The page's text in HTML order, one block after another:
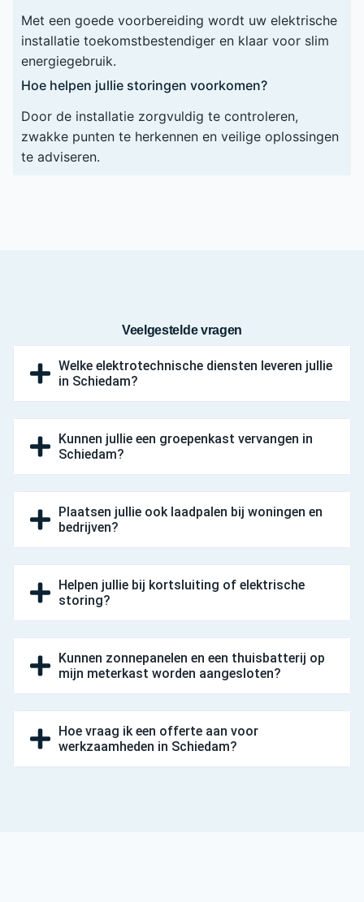
Met een goede voorbereiding wordt uw elektrische
installatie toekomstbestendiger en klaar voor slim
energiegebruik.
Hoe helpen jullie storingen voorkomen?
Door de installatie zorgvuldig te controleren,
zwakke punten te herkennen en veilige oplossingen
te adviseren.
Veelgestelde vragen
Welke elektrotechnische diensten leveren jullie
in Schiedam?
Kunnen jullie een groepenkast vervangen in
Schiedam?
Plaatsen jullie ook laadpalen bij woningen en
bedrijven?
Helpen jullie bij kortsluiting of elektrische
storing?
Kunnen zonnepanelen en een thuisbatterij op
mijn meterkast worden aangesloten?
Hoe vraag ik een offerte aan voor
werkzaamheden in Schiedam?